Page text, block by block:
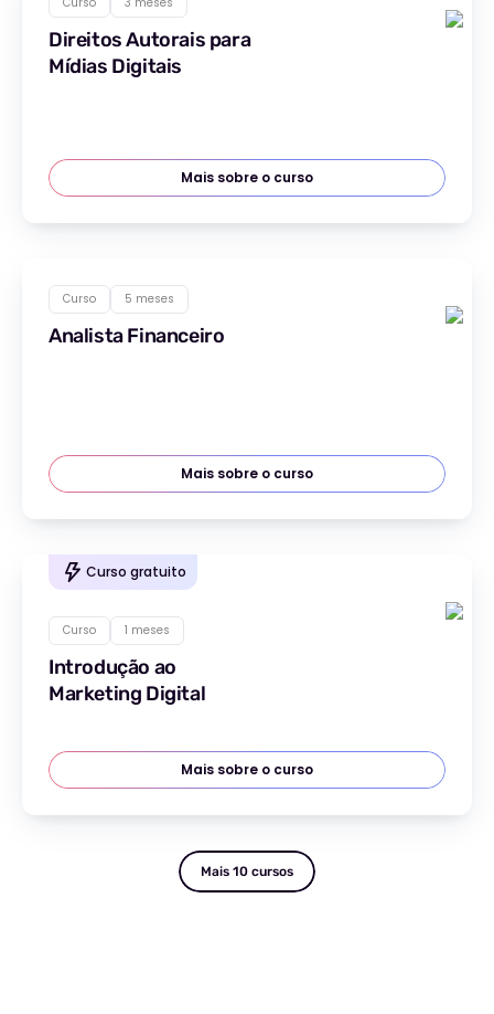
Direitos Autorais para
Mídias Digitais
Mais sobre o curso
Curso 5 meses
Analista Financeiro
Mais sobre o curso
Curso gratuito
Curso 1 meses
Introdução ao
Marketing Digital
Mais sobre o curso
Mais 10 cursos